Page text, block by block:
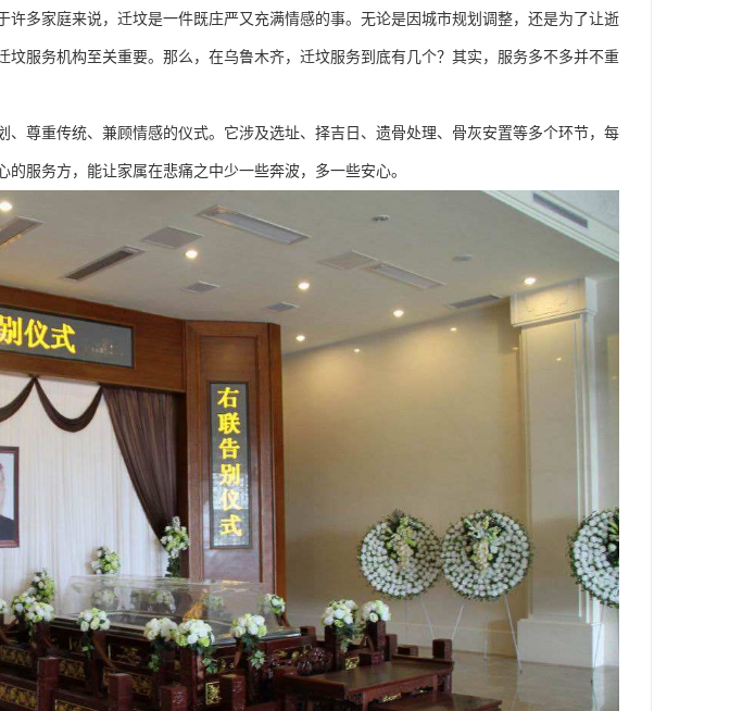
多家庭来说，迁坟是一件既庄严又充满情感的事。无论是因城市规划调整，还是为了让逝
服务机构至关重要。那么，在乌鲁木齐，迁坟服务到底有几个？其实，服务多不多并不重
尊重传统、兼顾情感的仪式。它涉及选址、择吉日、遗骨处理、骨灰安置等多个环节，每
服务方，能让家属在悲痛之中少一些奔波，多一些安心。